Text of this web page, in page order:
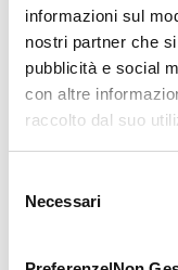
informazioni sul
nostri partner che
pubblicità e social
con altre
raccolto dal suo
delNecessari